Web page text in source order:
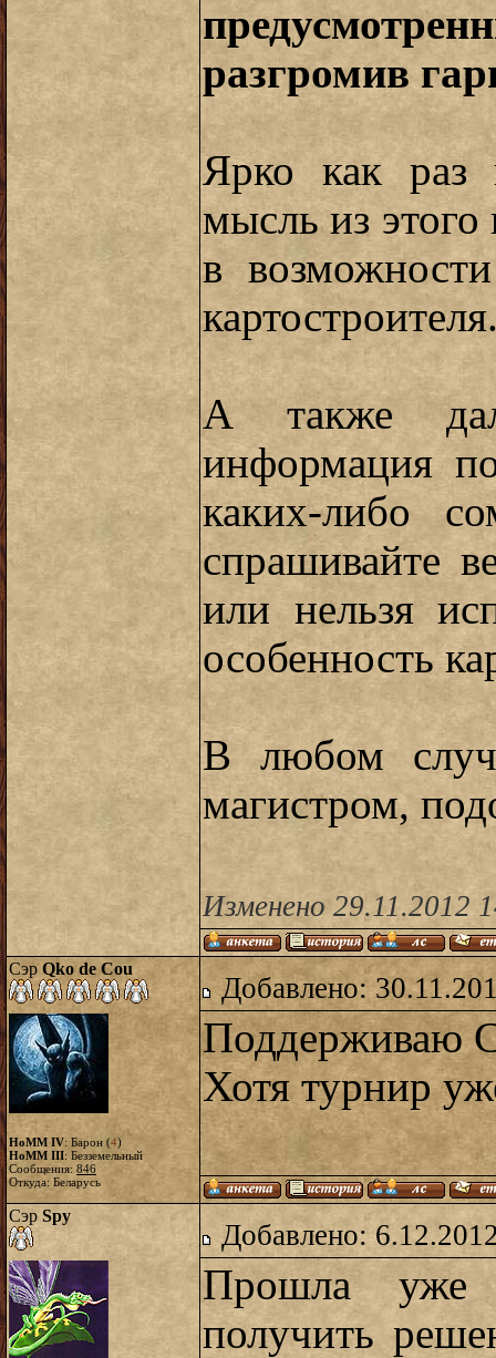
разгромив
Ярко как раз
мысль из
в
А также
информация
каких-либо
спрашивайте
или нельзя
особенность
В любом
магистром,
Изменено 29.11.2012
Сэр Qko de Cou
HoMM IV: Барон (4)
HoMM III: Безземельный
Сообщения: 846
Откуда: Беларусь
Добавлено:
Поддерживаю
Хотя турнир
Сэр Spy
Добавлено:
Прошла уже
получить